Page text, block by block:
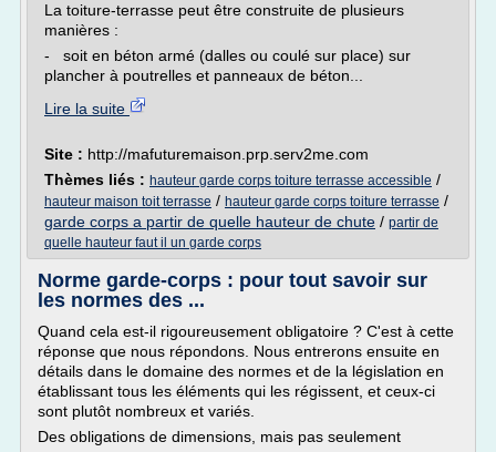
La toiture-terrasse peut être construite de plusieurs
manières :
- soit en béton armé (dalles ou coulé sur place) sur
plancher à poutrelles et panneaux de béton...
Lire la suite
Site : http://mafuturemaison.prp.serv2me.com
Thèmes liés : hauteur garde corps toiture terrasse accessible /
hauteur maison toit terrasse / hauteur garde corps toiture terrasse /
garde corps a partir de quelle hauteur de chute / partir de
quelle hauteur faut il un garde corps
Norme garde-corps : pour tout savoir sur
les normes des ...
Quand cela est-il rigoureusement obligatoire ? C'est à cette
réponse que nous répondons. Nous entrerons ensuite en
détails dans le domaine des normes et de la législation en
établissant tous les éléments qui les régissent, et ceux-ci
sont plutôt nombreux et variés.
Des obligations de dimensions, mais pas seulement